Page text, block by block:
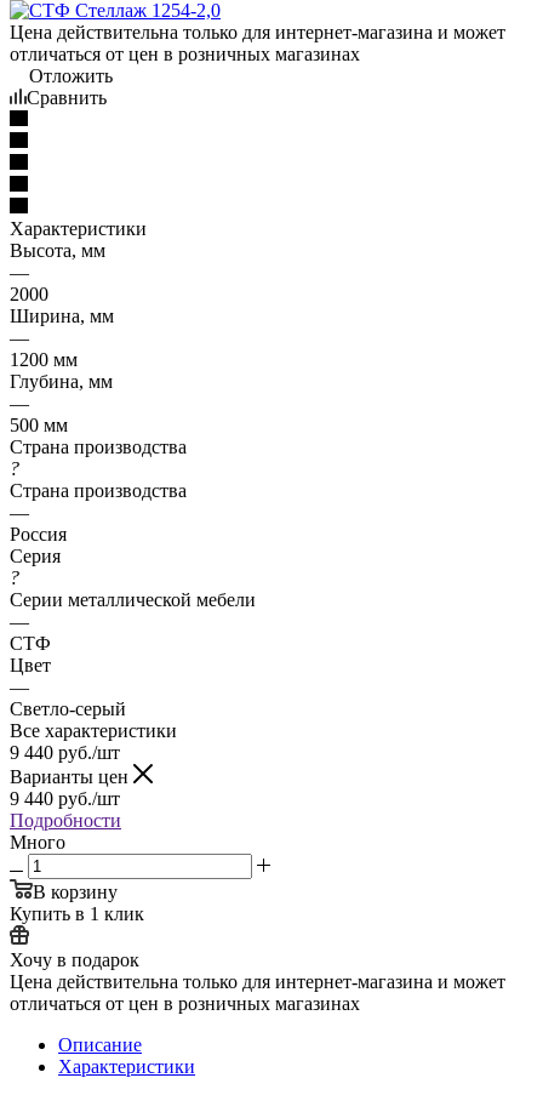
Цена действительна только для интернет-магазина и может
отличаться от цен в розничных магазинах
Отложить
Сравнить
Характеристики
Высота, мм
—
2000
Ширина, мм
—
1200 мм
Глубина, мм
—
500 мм
Страна производства
?
Страна производства
—
Россия
Серия
?
Серии металлической мебели
—
СТФ
Цвет
—
Светло-серый
Все характеристики
9 440 руб./шт
Варианты цен
9 440 руб./шт
Подробности
Много
В корзину
Купить в 1 клик
Хочу в подарок
Цена действительна только для интернет-магазина и может
отличаться от цен в розничных магазинах
Описание
Характеристики